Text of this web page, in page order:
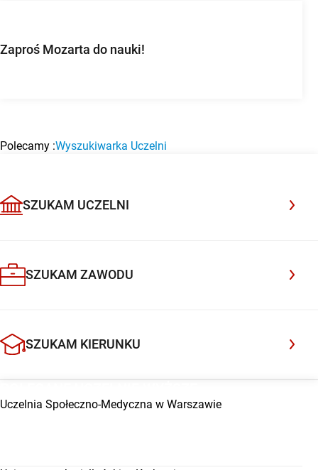
Zaproś Mozarta do nauki!
Polecamy :Wyszukiwarka Uczelni
przyszłości
SZUKAM UCZELNI
SZUKAM ZAWODU
SZUKAM KIERUNKU
Uczelnia Społeczno-Medyczna w Warszawie